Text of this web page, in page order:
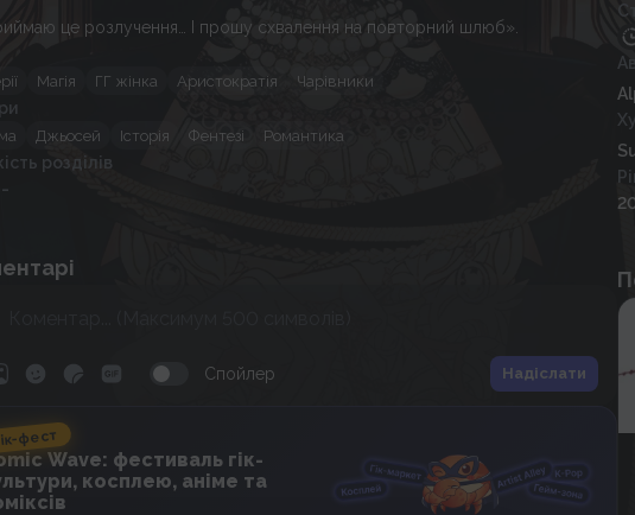
це розлучення… І прошу схвалення на повторний шлюб».
Магія ГГ жінка Аристократія Чарівники
Джьосей Історія Фентезі Романтика
розділів
Спойлер Надіслати
фест
Wave: фестиваль гік-
косплею, аніме та